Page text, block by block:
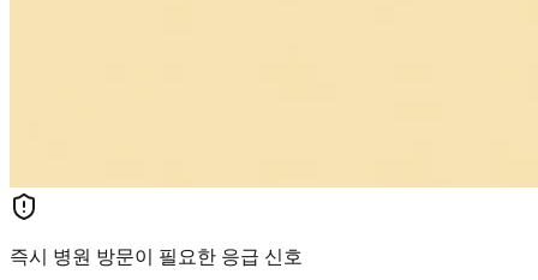
즉시 병원 방문이 필요한 응급 신호